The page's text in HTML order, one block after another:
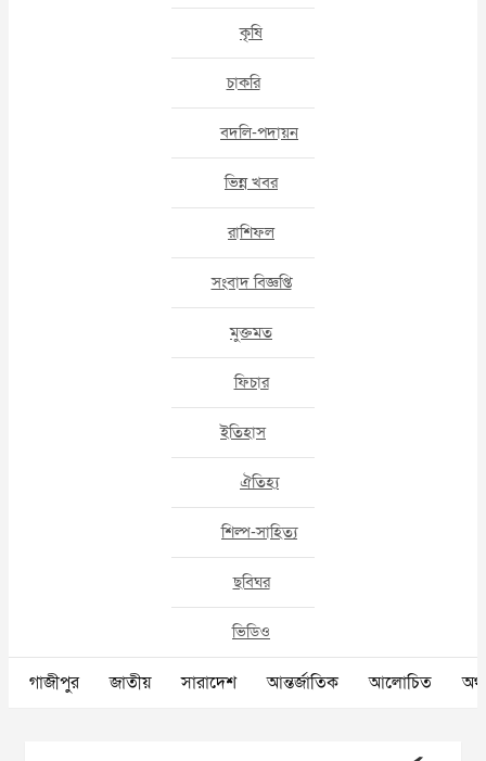
কৃষি
চাকরি
বদলি-পদায়ন
ভিন্ন খবর
রাশিফল
সংবাদ বিজ্ঞপ্তি
মুক্তমত
ফিচার
ইতিহাস
ঐতিহ্য
শিল্প-সাহিত্য
ছবিঘর
ভিডিও
গাজীপুর জাতীয় সারাদেশ আন্তর্জাতিক আলোচিত